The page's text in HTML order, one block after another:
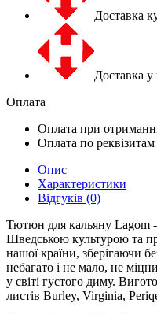
Доставка
Доставка у
Оплата
Оплата при
Оплата по
Опис
Характеристики
Відгуків (0)
Тютюн для кальяну
Шведською культурою та
нашої країни, зберігаючи
небагато і не мало, не
у світі густого диму.
листів Burley, Virginia,